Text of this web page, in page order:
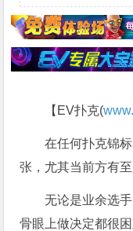
【EV扑克(
在任何扑克锦
张，尤其当前方有
无论是业余选
骨眼上做决定都很